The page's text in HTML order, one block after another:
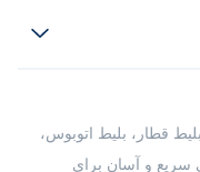
شغلی
قطار، بلیط اتوبوس،
سریع و آسان برای